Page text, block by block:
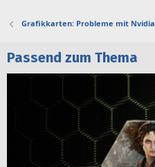
Grafikkarten: Probleme mit Nvidia
Passend zum Thema